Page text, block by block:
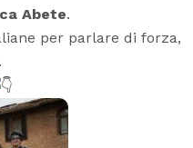
Abete.
per parlare di forza,